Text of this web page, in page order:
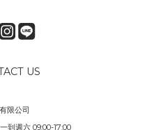
US
限公司
到週六 09:00-17:00